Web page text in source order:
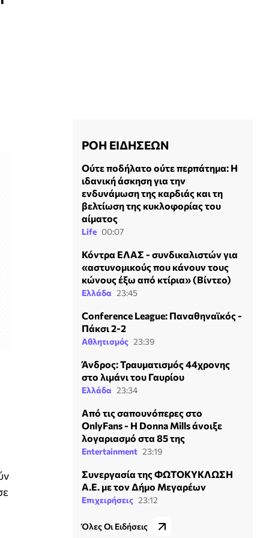
ΡΟΗ ΕΙΔΗΣΕΩΝ
Ούτε ποδήλατο ούτε περπάτημα: Η
ιδανική άσκηση για την
ενδυνάμωση της καρδιάς και τη
βελτίωση της κυκλοφορίας του
αίματος
Life 00:07
Κόντρα ΕΛΑΣ - συνδικαλιστών για
«αστυνομικούς που κάνουν τους
κώνους έξω από κτίρια» (Βίντεο)
Ελλάδα 23:45
Conference League: Παναθηναϊκός -
Πάκσι 2-2
Αθλητισμός 23:39
Άνδρος: Τραυματισμός 44χρονης
στο λιμάνι του Γαυρίου
Ελλάδα 23:34
Από τις σαπουνόπερες στο
OnlyFans - Η Donna Mills άνοιξε
λογαριασμό στα 85 της
Entertainment 23:19
Συνεργασία της ΦΩΤΟΚΥΚΛΩΣΗ
Α.Ε. με τον Δήμο Μεγαρέων
Επιχειρήσεις 23:12
Όλες Οι Ειδήσεις